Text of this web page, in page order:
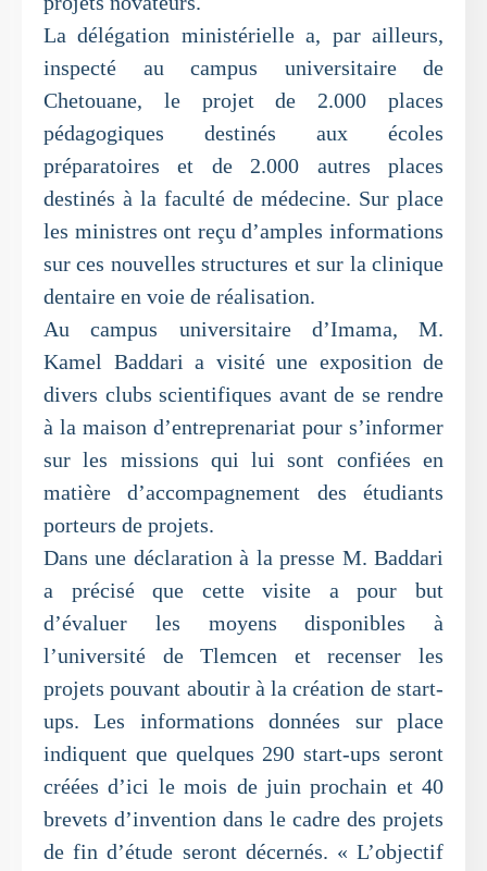
La délégation ministérielle a, par ailleurs,
inspecté au campus universitaire de
Chetouane, le projet de 2.000 places
pédagogiques destinés aux écoles
préparatoires et de 2.000 autres places
destinés à la faculté de médecine. Sur place
les ministres ont reçu d’amples informations
sur ces nouvelles structures et sur la clinique
dentaire en voie de réalisation.
Au campus universitaire d’Imama, M.
Kamel Baddari a visité une exposition de
divers clubs scientifiques avant de se rendre
à la maison d’entreprenariat pour s’informer
sur les missions qui lui sont confiées en
matière d’accompagnement des étudiants
porteurs de projets.
Dans une déclaration à la presse M. Baddari
a précisé que cette visite a pour but
d’évaluer les moyens disponibles à
l’université de Tlemcen et recenser les
projets pouvant aboutir à la création de start-
ups. Les informations données sur place
indiquent que quelques 290 start-ups seront
créées d’ici le mois de juin prochain et 40
brevets d’invention dans le cadre des projets
de fin d’étude seront décernés. « L’objectif